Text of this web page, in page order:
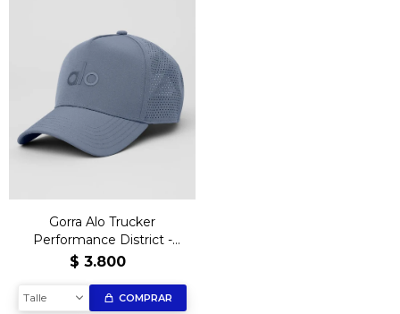
Gorra Alo Trucker
Performance District -
Gray
$ 3.800
Talle COMPRAR